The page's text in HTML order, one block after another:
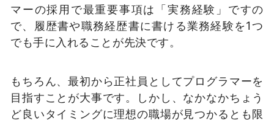
マーの採用で最重要事項は「実務経験」ですの
で、履歴書や職務経歴書に書ける業務経験を1つ
でも手に入れることが先決です。
もちろん、最初から正社員としてプログラマーを
目指すことが大事です。しかし、なかなかちょう
ど良いタイミングに理想の職場が見つかるとも限